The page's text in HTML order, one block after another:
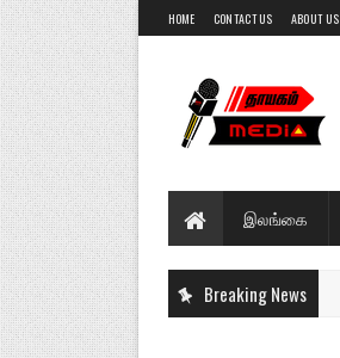
HOME CONTACT US ABOUT US
இலங்கை
Breaking News